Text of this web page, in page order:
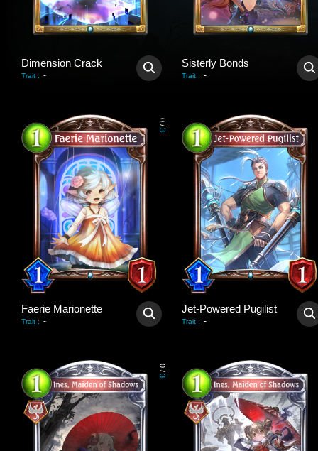
Dimension Crack
Trait : -
Sisterly Bonds
Trait : -
0
/
3
Faerie Marionette
Trait : -
Jet-Powered Pugilist
Trait : -
0
/
3